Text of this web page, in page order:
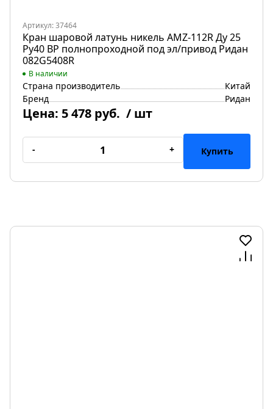
Артикул: 37464
Кран шаровой латунь никель AMZ-112R Ду 25
Ру40 ВР полнопроходной под эл/привод Ридан
082G5408R
В наличии
Страна производитель
Китай
Бренд
Ридан
Цена: 5 478 руб. / шт
- + Купить